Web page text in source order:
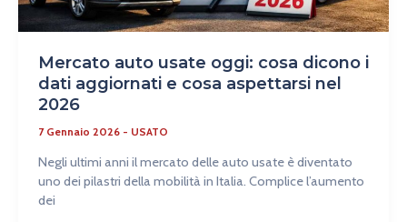
Mercato auto usate oggi: cosa dicono i
dati aggiornati e cosa aspettarsi nel
2026
7 Gennaio 2026 - USATO
Negli ultimi anni il mercato delle auto usate è diventato
uno dei pilastri della mobilità in Italia. Complice l’aumento
dei
nel